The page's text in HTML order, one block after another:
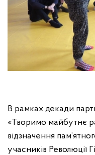
В рамках декади
«Творимо майбутнє
відзначення
учасників Революції